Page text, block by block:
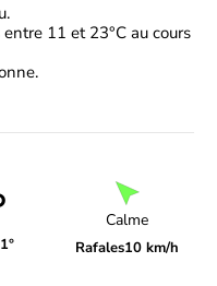
11 et 23°C au cours
Calme
Rafales10 km/h